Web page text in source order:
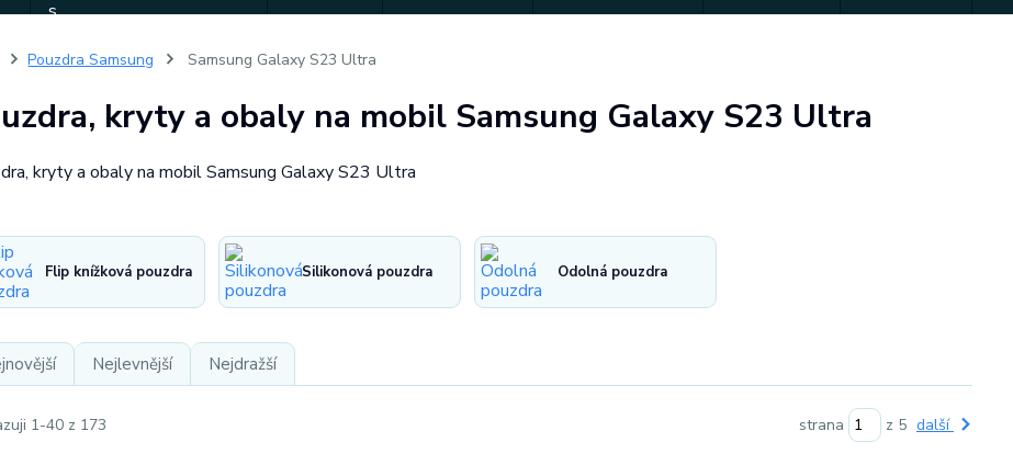
Pouzdra Samsung Samsung Galaxy S23 Ultra
kryty a obaly na mobil Samsung Galaxy S23 Ultra
kryty a obaly na mobil Samsung Galaxy S23 Ultra
Flip knížková pouzdra Silikonová pouzdra Odolná pouzdra
Nejlevnější Nejdražší
1-40 z 173 strana z 5 další